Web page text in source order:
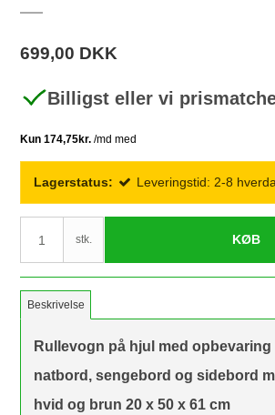
699,00 DKK
Billigst eller vi
Lagerstatus: Leveringstid: 2-8
stk. KØB
Beskrivelse
Rullevogn på hjul med opbevaring
natbord, sengebord og sidebord
hvid og brun 20 x 50 x 61 cm